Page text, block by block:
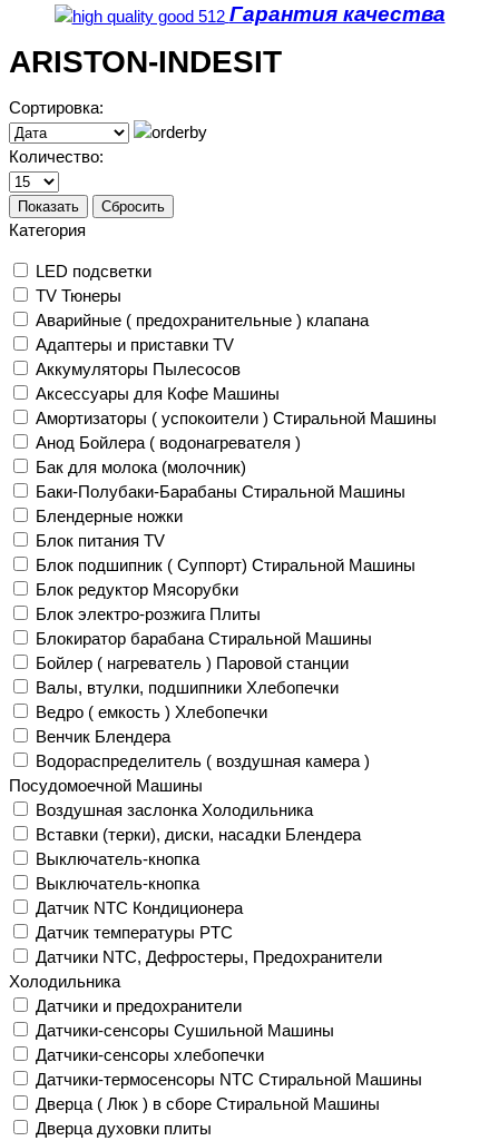
Гарантия качества
ARISTON-INDESIT
Сортировка:
Количество:
Показать Сбросить
Категория
LED подсветки
TV Тюнеры
Аварийные ( предохранительные ) клапана
Адаптеры и приставки TV
Аккумуляторы Пылесосов
Аксессуары для Кофе Машины
Амортизаторы ( успокоители ) Стиральной Машины
Анод Бойлера ( водонагревателя )
Бак для молока (молочник)
Баки-Полубаки-Барабаны Стиральной Машины
Блендерные ножки
Блок питания TV
Блок подшипник ( Суппорт) Стиральной Машины
Блок редуктор Мясорубки
Блок электро-розжига Плиты
Блокиратор барабана Стиральной Машины
Бойлер ( нагреватель ) Паровой станции
Валы, втулки, подшипники Хлебопечки
Ведро ( емкость ) Хлебопечки
Венчик Блендера
Водораспределитель ( воздушная камера )
Посудомоечной Машины
Воздушная заслонка Холодильника
Вставки (терки), диски, насадки Блендера
Выключатель-кнопка
Выключатель-кнопка
Датчик NTC Кондиционера
Датчик температуры PTC
Датчики NTC, Дефростеры, Предохранители
Холодильника
Датчики и предохранители
Датчики-сенсоры Сушильной Машины
Датчики-сенсоры хлебопечки
Датчики-термосенсоры NTC Стиральной Машины
Дверца ( Люк ) в сборе Стиральной Машины
Дверца духовки плиты